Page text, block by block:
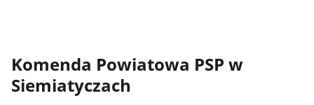
Komenda Powiatowa PSP w
Siemiatyczach